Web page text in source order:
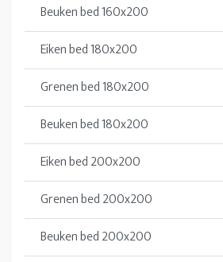
Beuken bed 160x200
Eiken bed 180x200
Grenen bed 180x200
Beuken bed 180x200
Eiken bed 200x200
Grenen bed 200x200
Beuken bed 200x200